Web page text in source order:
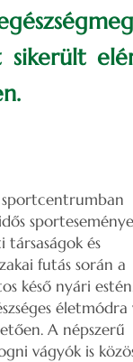
sikerült
és
futás során a
késő nyári
életmódra
A népszerű
vágyók is